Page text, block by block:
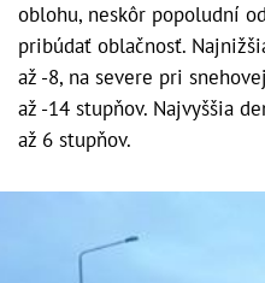
oblohu, neskôr popoludní
pribúdať oblačnosť.
až -8, na severe pri
až -14 stupňov. Najvyššia
až 6 stupňov.